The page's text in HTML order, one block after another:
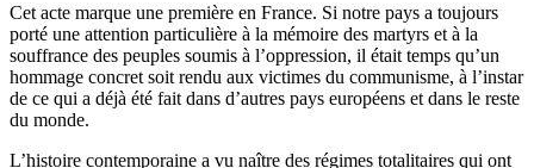
Cet acte marque une première en France. Si notre pays a toujours
porté une attention particulière à la mémoire des martyrs et à la
souffrance des peuples soumis à l’oppression, il était temps qu’un
hommage concret soit rendu aux victimes du communisme, à l’instar
de ce qui a déjà été fait dans d’autres pays européens et dans le reste
du monde.
L’histoire contemporaine a vu naître des régimes totalitaires qui ont